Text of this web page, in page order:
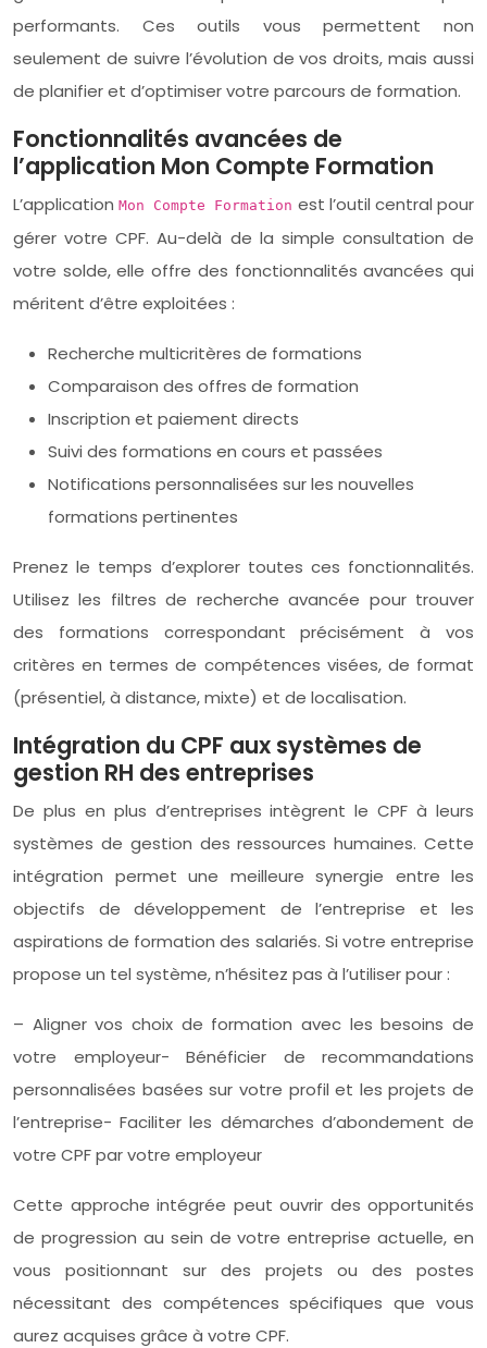
performants. Ces outils vous permettent non
seulement de suivre l’évolution de vos droits, mais aussi
de planifier et d’optimiser votre parcours de formation.
Fonctionnalités avancées de
l’application Mon Compte Formation
L’applicationMon Compte Formation est l’outil central pour
gérer votre CPF. Au-delà de la simple consultation de
votre solde, elle offre des fonctionnalités avancées qui
méritent d’être exploitées :
Recherche multicritères de formations
Comparaison des offres de formation
Inscription et paiement directs
Suivi des formations en cours et passées
Notifications personnalisées sur les nouvelles
formations pertinentes
Prenez le temps d’explorer toutes ces fonctionnalités.
Utilisez les filtres de recherche avancée pour trouver
des formations correspondant précisément à vos
critères en termes de compétences visées, de format
(présentiel, à distance, mixte) et de localisation.
Intégration du CPF aux systèmes de
gestion RH des entreprises
De plus en plus d’entreprises intègrent le CPF à leurs
systèmes de gestion des ressources humaines. Cette
intégration permet une meilleure synergie entre les
objectifs de développement de l’entreprise et les
aspirations de formation des salariés. Si votre entreprise
propose un tel système, n’hésitez pas à l’utiliser pour :
– Aligner vos choix de formation avec les besoins de
votre employeur- Bénéficier de recommandations
personnalisées basées sur votre profil et les projets de
l’entreprise- Faciliter les démarches d’abondement de
votre CPF par votre employeur
Cette approche intégrée peut ouvrir des opportunités
de progression au sein de votre entreprise actuelle, en
vous positionnant sur des projets ou des postes
nécessitant des compétences spécifiques que vous
aurez acquises grâce à votre CPF.